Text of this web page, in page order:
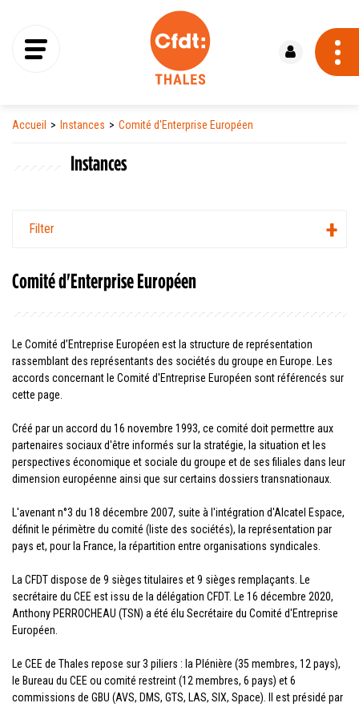
Accueil Instances Comité d'Enterprise Européen
Instances
Filter
Comité d'Enterprise Européen
Le Comité d’Entreprise Européen est la structure de représentation
rassemblant des représentants des sociétés du groupe en Europe. Les
accords concernant le Comité d'Entreprise Européen sont référencés sur
cette page.
Créé par un accord du 16 novembre 1993, ce comité doit permettre aux
partenaires sociaux d'être informés sur la stratégie, la situation et les
perspectives économique et sociale du groupe et de ses filiales dans leur
dimension européenne ainsi que sur certains dossiers transnationaux.
L'avenant n°3 du 18 décembre 2007, suite à l'intégration d'Alcatel Espace,
définit le périmètre du comité (liste des sociétés), la représentation par
pays et, pour la France, la répartition entre organisations syndicales.
La CFDT dispose de 9 sièges titulaires et 9 sièges remplaçants. Le
secrétaire du CEE est issu de la délégation CFDT. Le 16 décembre 2020,
Anthony PERROCHEAU (TSN) a été élu Secrétaire du Comité d'Entreprise
Européen.
Le CEE de Thales repose sur 3 piliers : la Plénière (35 membres, 12 pays),
le Bureau du CEE ou comité restreint (12 membres, 6 pays) et 6
commissions de GBU (AVS, DMS, GTS, LAS, SIX, Space). Il est présidé par